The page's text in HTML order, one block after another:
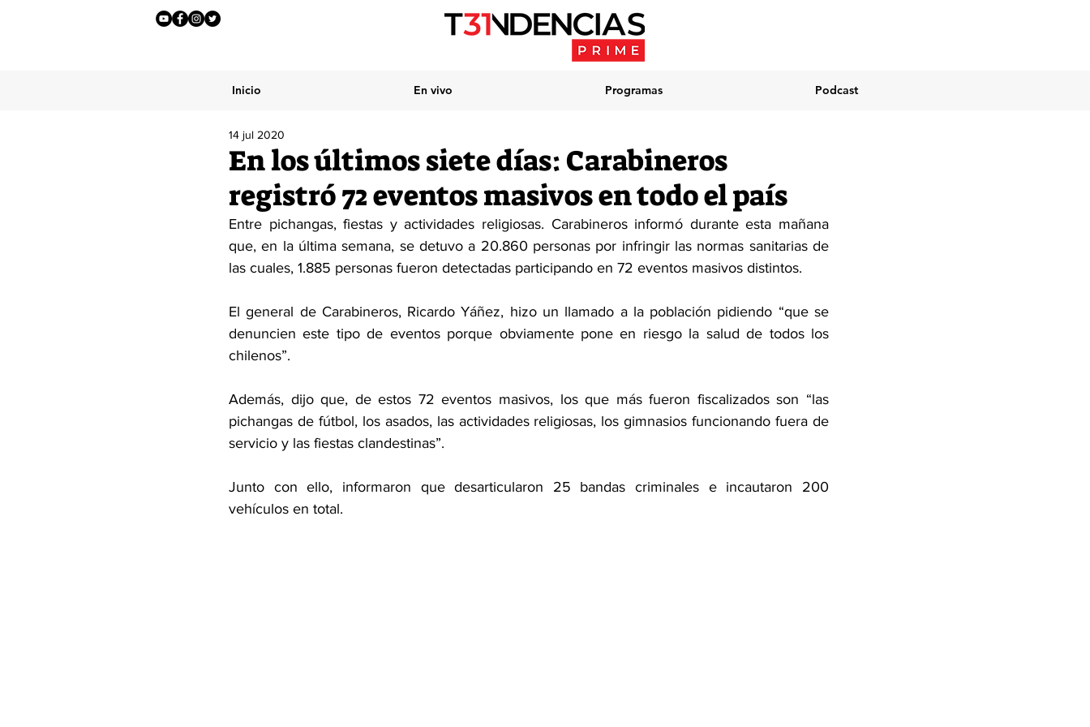
Inicio En vivo Programas Podcast
En los últimos siete días: Carabineros
registró 72 eventos masivos en todo el país
14 jul 2020
Entre pichangas, fiestas y actividades religiosas. Carabineros informó durante esta mañana
que, en la última semana, se detuvo a 20.860 personas por infringir las normas sanitarias de
las cuales, 1.885 personas fueron detectadas participando en 72 eventos masivos distintos.
El general de Carabineros, Ricardo Yáñez, hizo un llamado a la población pidiendo “que se
denuncien este tipo de eventos porque obviamente pone en riesgo la salud de todos los
chilenos”.
Además, dijo que, de estos 72 eventos masivos, los que más fueron fiscalizados son “las
pichangas de fútbol, los asados, las actividades religiosas, los gimnasios funcionando fuera de
servicio y las fiestas clandestinas”.
Junto con ello, informaron que desarticularon 25 bandas criminales e incautaron 200
vehículos en total.